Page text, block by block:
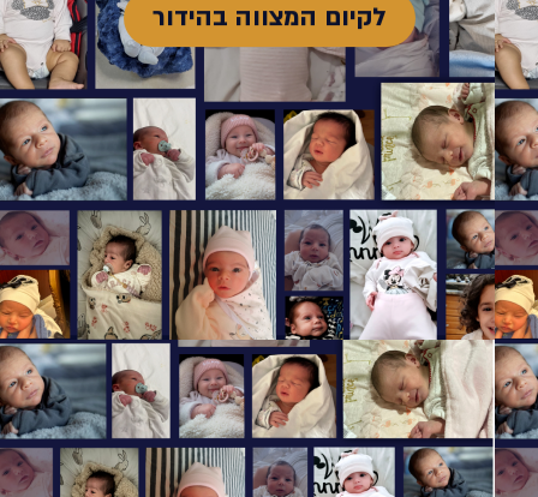
לקיום המצווה בהידור